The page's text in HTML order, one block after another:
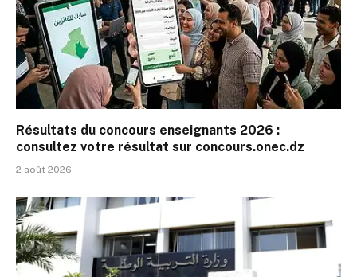
Résultats du concours enseignants 2026 :
consultez votre résultat sur concours.onec.dz
2 août 2026